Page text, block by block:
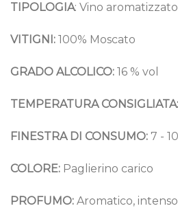
TIPOLOGIA: Vino aromatizzato
VITIGNI: 100% Moscato
GRADO ALCOLICO: 16 % vol
TEMPERATURA CONSIGLIATA:
FINESTRA DI CONSUMO: 7 -
COLORE: Paglierino carico
PROFUMO: Aromatico, intenso